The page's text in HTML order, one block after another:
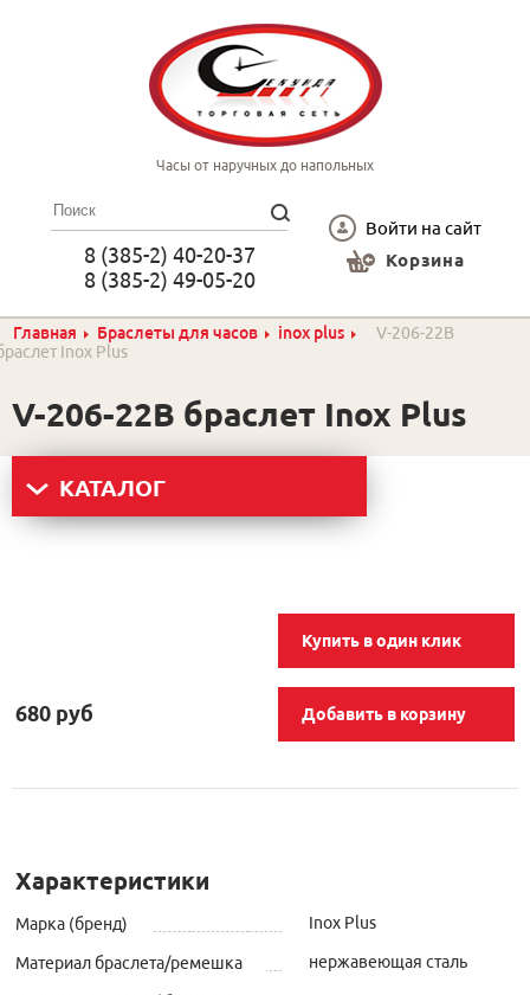
8 (385-2) 40-20-37
8 (385-2) 49-05-20
Часы от наручных до напольных
Войти на сайт
Корзина
Главная Браслеты для часов inox plus
V-206-22B
Inox Plus
V-206-22B браслет Inox Plus
КАТАЛОГ
Купить в один клик
680 руб Добавить в корзину
Характеристики
Марка (бренд) Inox Plus
Материал браслета/ремешка нержавеющая сталь